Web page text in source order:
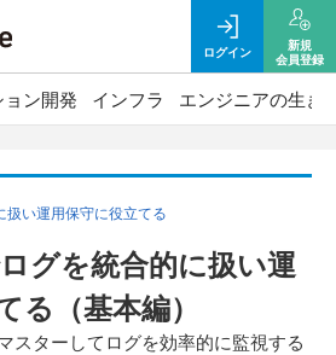
ログイン
新規
会員登録
ン開発 インフラ エンジニアの生き
い運用保守に役立てる
グを統合的に扱い運
る（基本編）
スターしてログを効率的に監視する